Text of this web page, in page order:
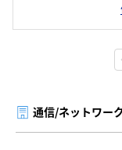
通信/ネットワー